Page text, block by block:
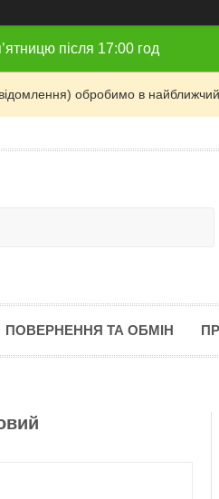
після 17:00 год
обробимо в
ПОВЕРНЕННЯ ТА ОБМІН